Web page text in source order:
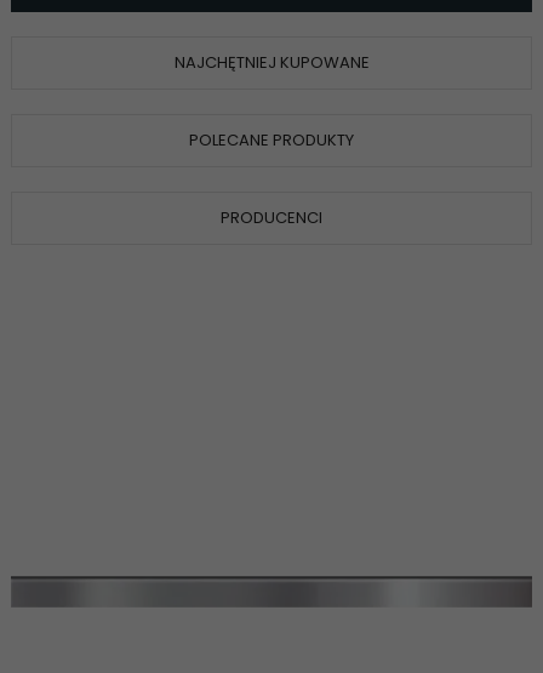
NAJCHĘTNIEJ KUPOWANE
POLECANE PRODUKTY
PRODUCENCI